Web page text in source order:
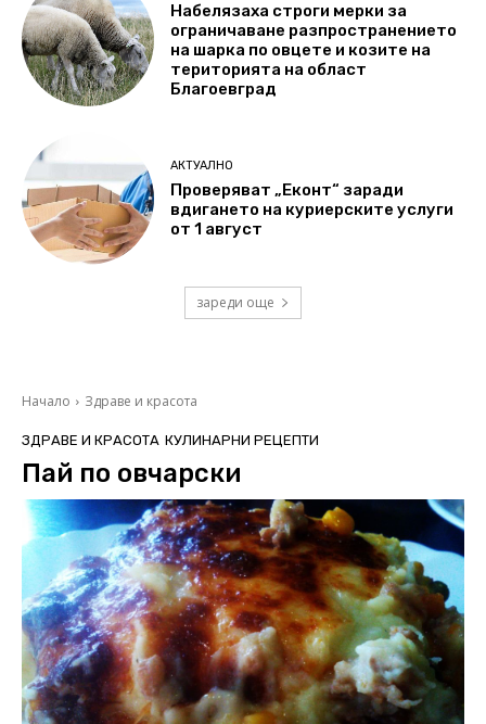
Набелязаха строги мерки за
ограничаване разпространението
на шарка по овцете и козите на
територията на област
Благоевград
АКТУАЛНО
Проверяват „Еконт“ заради
вдигането на куриерските услуги
от 1 август
зареди още